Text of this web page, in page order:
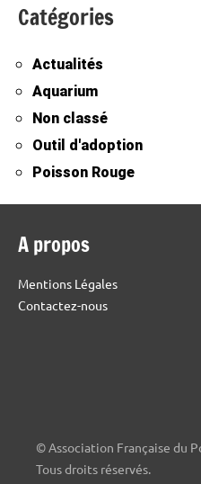
Catégories
Actualités
Aquarium
Non classé
Outil d'adoption
Poisson Rouge
A propos
Mentions Légales
Contactez-nous
© Association Française du
Tous droits réservés.